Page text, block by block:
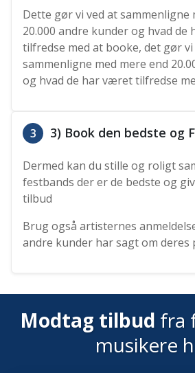
Dette gør vi ved at sammenligne
20.000 andre kunder og hvad
tilfredse med at booke, det gør vi
sammenligne med mere end
og hvad de har været tilfredse
3 3) Book den bedste og
Dermed kan du stille og roligt
festbands der er de bedste og
tilbud
Brug også artisternes
andre kunder har sagt om
Modtag tilbud fra
musikere